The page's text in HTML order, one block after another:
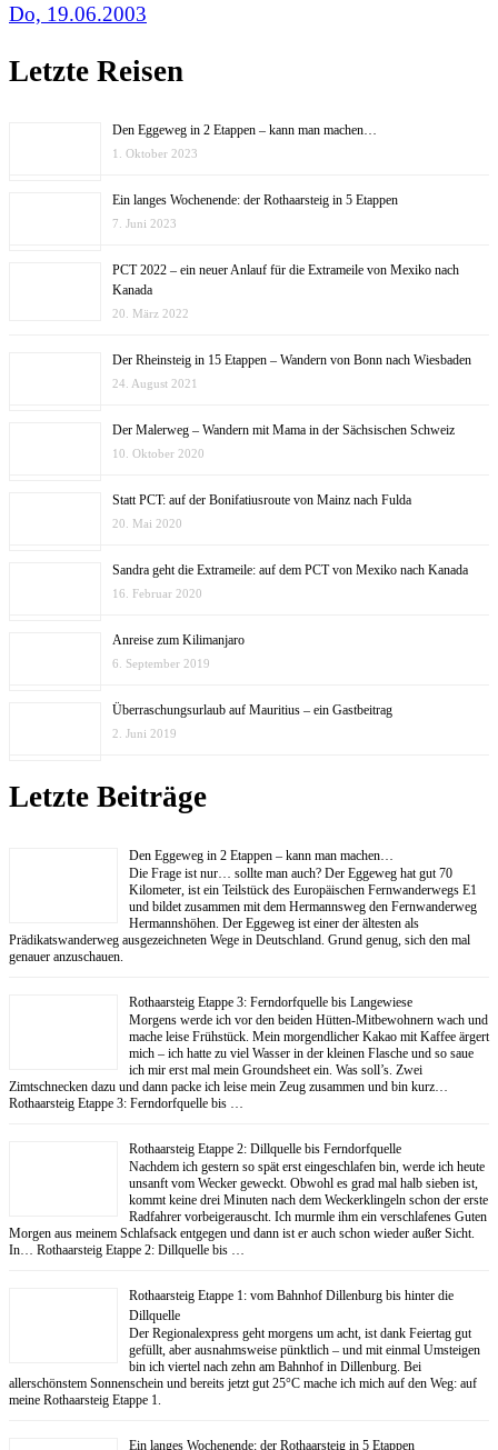
Do, 19.06.2003
Letzte Reisen
Den Eggeweg in 2 Etappen – kann man machen…
1. Oktober 2023
Ein langes Wochenende: der Rothaarsteig in 5 Etappen
7. Juni 2023
PCT 2022 – ein neuer Anlauf für die Extrameile von Mexiko nach
Kanada
20. März 2022
Der Rheinsteig in 15 Etappen – Wandern von Bonn nach Wiesbaden
24. August 2021
Der Malerweg – Wandern mit Mama in der Sächsischen Schweiz
10. Oktober 2020
Statt PCT: auf der Bonifatiusroute von Mainz nach Fulda
20. Mai 2020
Sandra geht die Extrameile: auf dem PCT von Mexiko nach Kanada
16. Februar 2020
Anreise zum Kilimanjaro
6. September 2019
Überraschungsurlaub auf Mauritius – ein Gastbeitrag
2. Juni 2019
Letzte Beiträge
Den Eggeweg in 2 Etappen – kann man machen…
Die Frage ist nur… sollte man auch? Der Eggeweg hat gut 70
Kilometer, ist ein Teilstück des Europäischen Fernwanderwegs E1
und bildet zusammen mit dem Hermannsweg den Fernwanderweg
Hermannshöhen. Der Eggeweg ist einer der ältesten als
Prädikatswanderweg ausgezeichneten Wege in Deutschland. Grund genug, sich den mal
genauer anzuschauen.
Rothaarsteig Etappe 3: Ferndorfquelle bis Langewiese
Morgens werde ich vor den beiden Hütten-Mitbewohnern wach und
mache leise Frühstück. Mein morgendlicher Kakao mit Kaffee ärgert
mich – ich hatte zu viel Wasser in der kleinen Flasche und so saue
ich mir erst mal mein Groundsheet ein. Was soll’s. Zwei
Zimtschnecken dazu und dann packe ich leise mein Zeug zusammen und bin kurz…
Rothaarsteig Etappe 3: Ferndorfquelle bis …
Rothaarsteig Etappe 2: Dillquelle bis Ferndorfquelle
Nachdem ich gestern so spät erst eingeschlafen bin, werde ich heute
unsanft vom Wecker geweckt. Obwohl es grad mal halb sieben ist,
kommt keine drei Minuten nach dem Weckerklingeln schon der erste
Radfahrer vorbeigerauscht. Ich murmle ihm ein verschlafenes Guten
Morgen aus meinem Schlafsack entgegen und dann ist er auch schon wieder außer Sicht.
In… Rothaarsteig Etappe 2: Dillquelle bis …
Rothaarsteig Etappe 1: vom Bahnhof Dillenburg bis hinter die
Dillquelle
Der Regionalexpress geht morgens um acht, ist dank Feiertag gut
gefüllt, aber ausnahmsweise pünktlich – und mit einmal Umsteigen
bin ich viertel nach zehn am Bahnhof in Dillenburg. Bei
allerschönstem Sonnenschein und bereits jetzt gut 25°C mache ich mich auf den Weg: auf
meine Rothaarsteig Etappe 1.
Ein langes Wochenende: der Rothaarsteig in 5 Etappen